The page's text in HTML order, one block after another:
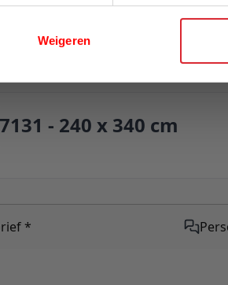
Weigeren
- 240 x 340 cm
*